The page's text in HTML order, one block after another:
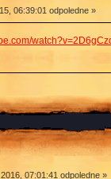
06:39:01 odpoledne »
07:01:41 odpoledne »